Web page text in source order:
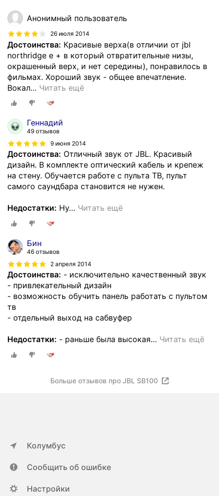
Анонимный пользователь
26 июля 2014
Достоинства: Красивые верха(в отличии от jbl
northridge e + в который отвратительные низы,
окрашенный верх, и нет середины), понравилось в
фильмах. Хороший звук - общее впечатление.
Вокал… Читать ещё
Геннадий
49 отзывов
9 июня 2014
Достоинства: Отличный звук от JBL. Красивый
дизайн. В комплекте оптический кабель и крепеж
на стену. Обучается работе с пульта ТВ, пульт
самого саундбара становится не нужен.
Недостатки: Ну… Читать ещё
Бин
46 отзывов
2 апреля 2014
Достоинства: - исключительно качественный звук
- привлекательный дизайн
- возможность обучить панель работать с пультом
тв
- отдельный выход на сабвуфер
Недостатки: - раньше была высокая… Читать ещё
Больше отзывов про JBL SB100
Колумбус
Сообщить об ошибке
Настройки